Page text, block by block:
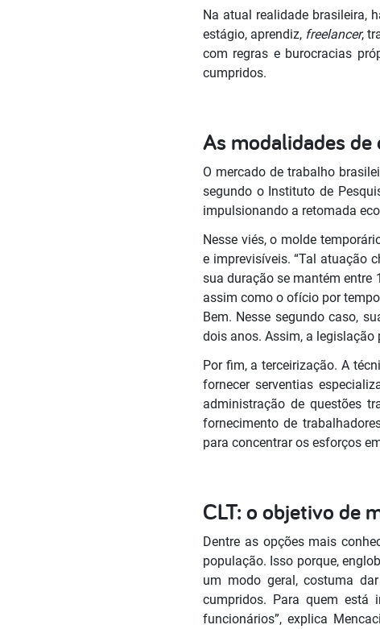
Na atual realidade brasileira,
estágio, aprendiz, freelancer,
com regras e burocracias
cumpridos.
As modalidades
O mercado de trabalho
segundo o Instituto de
impulsionando a retomada
Nesse viés, o molde
e imprevisíveis. “Tal atuação
sua duração se mantém entre
assim como o ofício por
Bem. Nesse segundo caso,
dois anos. Assim, a
Por fim, a terceirização. A
fornecer serventias
administração de questões
fornecimento de
para concentrar os esforços
CLT: o objetivo de
Dentre as opções mais
população. Isso porque,
um modo geral, costuma
cumpridos. Para quem está
funcionários”, explica